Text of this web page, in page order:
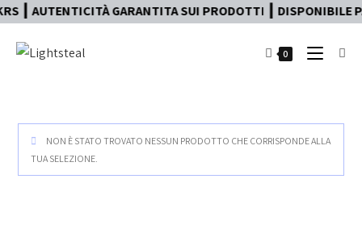
GARANTITA SUI PRODOTTI ┃
0
NON È STATO TROVATO NESSUN PRODOTTO CHE CORRISPONDE ALLA
TUA SELEZIONE.